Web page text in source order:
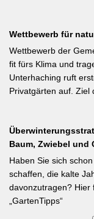
Weiterlesen bei
Aussaat von
möglich. Samen
Pflanzabstand 50
im Gegensatz zu
der Luft binden –
Wettbewerb für
Wettbewerb der
fit fürs Klima und
Unterhaching ruft
Privatgärten auf. Ziel
Verbesserung des
Flächen helfen…
speichern und das
gestalten. Insgesamt
gleichwertige Sieger
aus Vertretern der
Baum, Zwiebel und
Haben Sie sich
schaffen, die kalte
davonzutragen? Hier
„GartenTipps“